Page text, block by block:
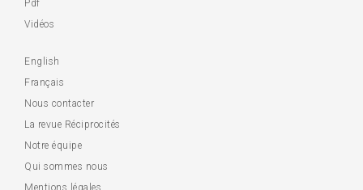
Pdf
Vidéos
English
Français
Nous contacter
La revue Réciprocités
Notre équipe
Qui sommes nous
Mentions légales